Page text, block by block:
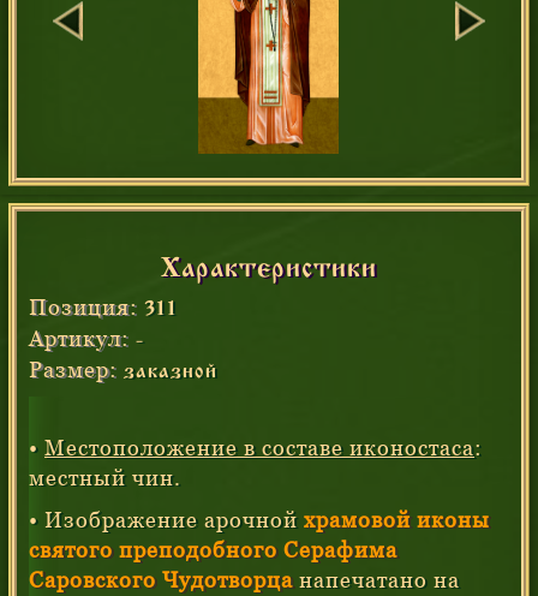
Характеристики
Позиция: 311
Артикул:
Размер: заказной
• Местоположение в составе иконостаса:
местный чин.
• Изображение арочной храмовой иконы
святого преподобного Серафима
Саровского Чудотворца напечатано на